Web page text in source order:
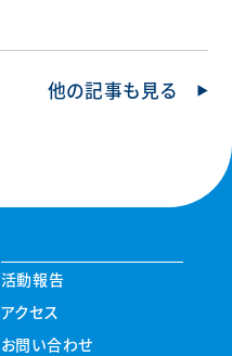
他の記事も見る
活動報告
アクセス
お問い合わせ